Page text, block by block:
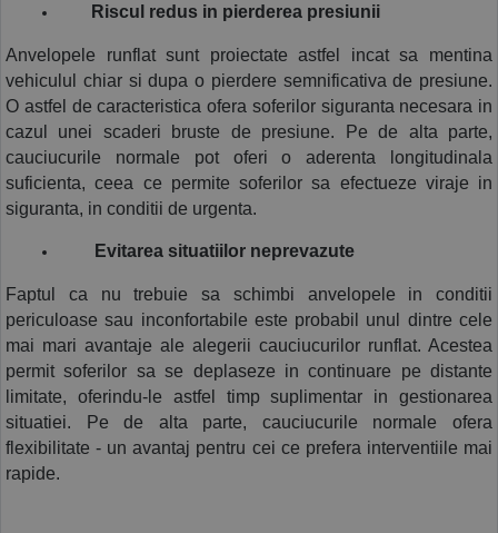
Riscul redus in pierderea presiunii
Anvelopele runflat sunt proiectate astfel incat sa mentina
vehiculul chiar si dupa o pierdere semnificativa de presiune.
O astfel de caracteristica ofera soferilor siguranta necesara in
cazul unei scaderi bruste de presiune. Pe de alta parte,
cauciucurile normale pot oferi o aderenta longitudinala
suficienta, ceea ce permite soferilor sa efectueze viraje in
siguranta, in conditii de urgenta.
Evitarea situatiilor neprevazute
Faptul ca nu trebuie sa schimbi anvelopele in conditii
periculoase sau inconfortabile este probabil unul dintre cele
mai mari avantaje ale alegerii cauciucurilor runflat. Acestea
permit soferilor sa se deplaseze in continuare pe distante
limitate, oferindu-le astfel timp suplimentar in gestionarea
situatiei. Pe de alta parte, cauciucurile normale ofera
flexibilitate - un avantaj pentru cei ce prefera interventiile mai
rapide.